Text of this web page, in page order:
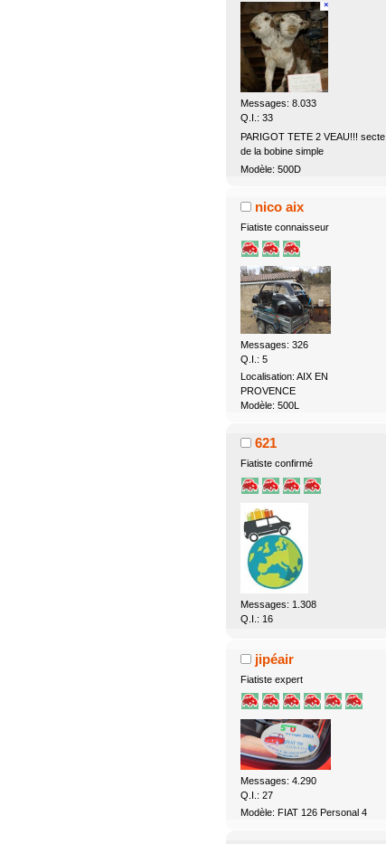
Messages: 8.033
Q.I.: 33
PARIGOT TETE 2 VEAU!!! secte
de la bobine simple
Modèle: 500D
nico aix
Fiatiste connaisseur
Messages: 326
Q.I.: 5
Localisation: AIX EN
PROVENCE
Modèle: 500L
621
Fiatiste confirmé
Messages: 1.308
Q.I.: 16
jipéair
Fiatiste expert
Messages: 4.290
Q.I.: 27
Modèle: FIAT 126 Personal 4